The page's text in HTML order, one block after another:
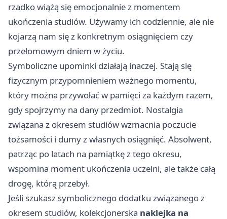
rzadko wiążą się emocjonalnie z momentem
ukończenia studiów. Używamy ich codziennie, ale nie
kojarzą nam się z konkretnym osiągnięciem czy
przełomowym dniem w życiu.
Symboliczne upominki działają inaczej. Stają się
fizycznym przypomnieniem ważnego momentu,
który można przywołać w pamięci za każdym razem,
gdy spojrzymy na dany przedmiot. Nostalgia
związana z okresem studiów wzmacnia poczucie
tożsamości i dumy z własnych osiągnięć. Absolwent,
patrząc po latach na pamiątkę z tego okresu,
wspomina moment ukończenia uczelni, ale także całą
drogę, którą przebył.
Jeśli szukasz symbolicznego dodatku związanego z
okresem studiów, kolekcjonerska naklejka na